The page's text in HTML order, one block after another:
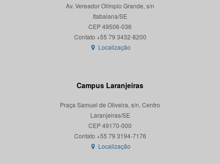
Av. Vereador Olímpio Grande, s/n
Itabaiana/SE
CEP 49506-036
Localização
Campus Laranjeiras
Praça Samuel de Oliveira, s/n, Centro
Laranjeiras/SE
CEP 49170-000
Localização